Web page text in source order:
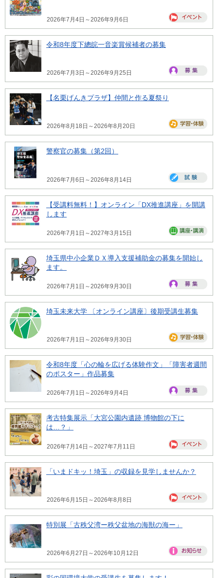
2026年7月4日～2026年9月6日
令和8年度下總皖一音楽賞候補者の募集
2026年7月3日～2026年9月25日
【名栗げんきプラザ】仲間と作る夏祭り
2026年8月18日～2026年8月20日
警察官の募集（第2回）
2026年7月6日～2026年8月14日
【受講料無料！】オンライン「DX推進講座」を開講
します
2026年7月1日～2027年3月15日
埼玉県中小企業ＤＸ導入支援補助金の募集を開始し
ます。
2026年7月1日～2026年9月30日
埼玉未来大学 〔オンライン講座〕後期受講生募集
2026年7月1日～2026年9月30日
令和8年度「心の輪を広げる体験作文」「障害者週間
のポスター」作品募集
2026年7月1日～2026年9月4日
考古特集展示「大宮公園内遺跡 博物館の下に
は…？」
2026年7月14日～2027年7月11日
「いまドキッ！埼玉」の収録を見学しませんか？
2026年6月15日～2026年8月8日
特別展「古秩父湾ー秩父盆地の海獣の海ー」
2026年6月27日～2026年10月12日